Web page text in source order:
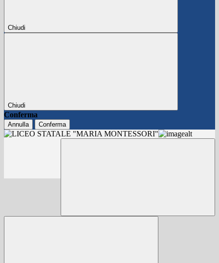
Chiudi
Chiudi
Conferma
Annulla Conferma